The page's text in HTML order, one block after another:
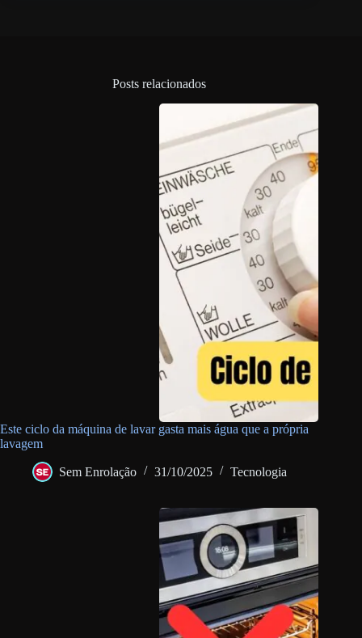
Posts relacionados
Este ciclo da máquina de lavar gasta mais água que a própria
lavagem
Sem Enrolação 31/10/2025 Tecnologia